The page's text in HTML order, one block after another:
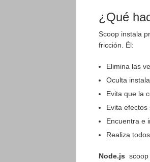
¿Qué
Scoop instala
fricción. Él:
Elimina las
Oculta
Evita que la
Evita
Encuentra e
Realiza
Node.js scoop